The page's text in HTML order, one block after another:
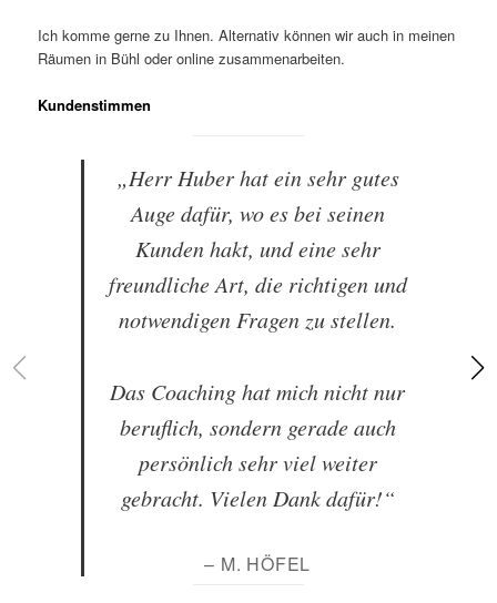
Ich komme gerne zu Ihnen. Alternativ können wir auch in meinen
Räumen in Bühl oder online zusammenarbeiten.
Kundenstimmen
„Herr Huber hat ein sehr gutes
Auge dafür, wo es bei seinen
Kunden hakt, und eine sehr
freundliche Art, die richtigen und
notwendigen Fragen zu stellen.
Das Coaching hat mich nicht nur
beruflich, sondern gerade auch
persönlich sehr viel weiter
gebracht. Vielen Dank dafür!“
– M. HÖFEL